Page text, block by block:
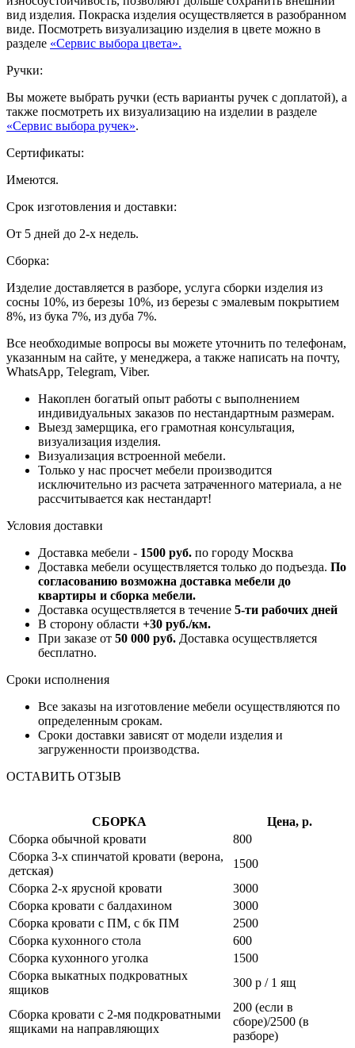
вид изделия. Покраска изделия осуществляется в разобранном
виде. Посмотреть визуализацию изделия в цвете можно в
разделе «Сервис выбора цвета».
Ручки:
Вы можете выбрать ручки (есть варианты ручек с доплатой), а
также посмотреть их визуализацию на изделии в разделе
«Сервис выбора ручек».
Сертификаты:
Имеются.
Срок изготовления и доставки:
От 5 дней до 2-х недель.
Сборка:
Изделие доставляется в разборе, услуга сборки изделия из
сосны 10%, из березы 10%, из березы с эмалевым покрытием
8%, из бука 7%, из дуба 7%.
Все необходимые вопросы вы можете уточнить по телефонам,
указанным на сайте, у менеджера, а также написать на почту,
WhatsApp, Telegram, Viber.
Накоплен богатый опыт работы с выполнением
индивидуальных заказов по нестандартным размерам.
Выезд замерщика, его грамотная консультация,
визуализация изделия.
Визуализация встроенной мебели.
Только у нас просчет мебели производится
исключительно из расчета затраченного материала, а не
рассчитывается как нестандарт!
Условия доставки
Доставка мебели - 1500 руб. по городу Москва
Доставка мебели осуществляется только до подъезда. По
согласованию возможна доставка мебели до
квартиры и сборка мебели.
Доставка осуществляется в течение 5-ти рабочих дней
В сторону области +30 руб./км.
При заказе от 50 000 руб. Доставка осуществляется
бесплатно.
Сроки исполнения
Все заказы на изготовление мебели осуществляются по
определенным срокам.
Сроки доставки зависят от модели изделия и
загруженности производства.
ОСТАВИТЬ ОТЗЫВ
СБОРКА
Цена, р.
Сборка обычной кровати
800
Сборка 3-х спинчатой кровати (верона,
детская)
1500
Сборка 2-х ярусной кровати
3000
Сборка кровати с балдахином
3000
Сборка кровати с ПМ, с бк ПМ
2500
Сборка кухонного стола
600
Сборка кухонного уголка
1500
Сборка выкатных подкроватных
ящиков
300 р / 1 ящ
Сборка кровати с 2-мя подкроватными
ящиками на направляющих
200 (если в
сборе)/2500 (в
разборе)